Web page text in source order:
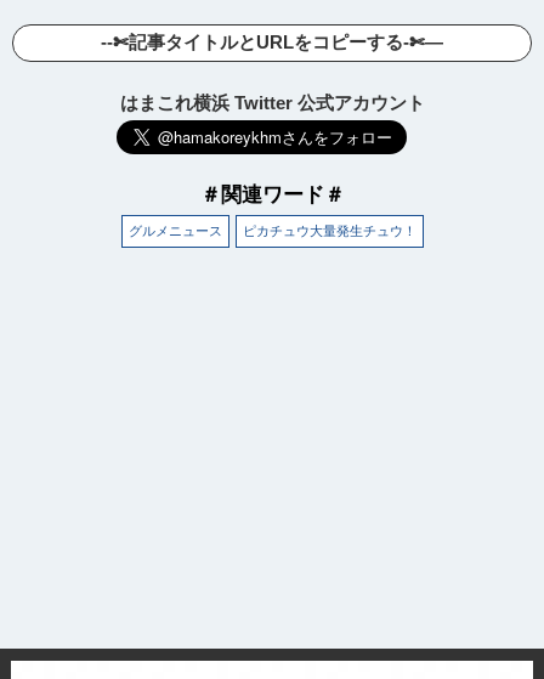
--✄記事タイトルとURLをコピーする-✄—
はまこれ横浜 Twitter 公式アカウント
＃関連ワード＃
グルメニュース ピカチュウ大量発生チュウ！